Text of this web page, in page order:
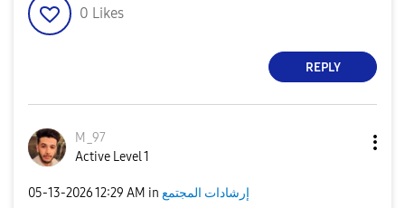
0 Likes
REPLY
M_97
Active Level 1
‎05-13-202612:29 AM in إرشادات المجتمع